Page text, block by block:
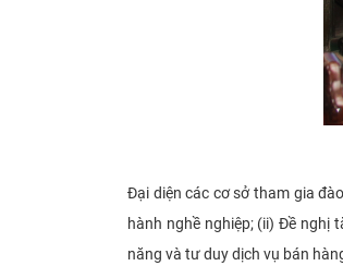
Đại diện các cơ sở tham gia
hành nghề nghiệp; (ii) Đề nghị
năng và tư duy dịch vụ bán